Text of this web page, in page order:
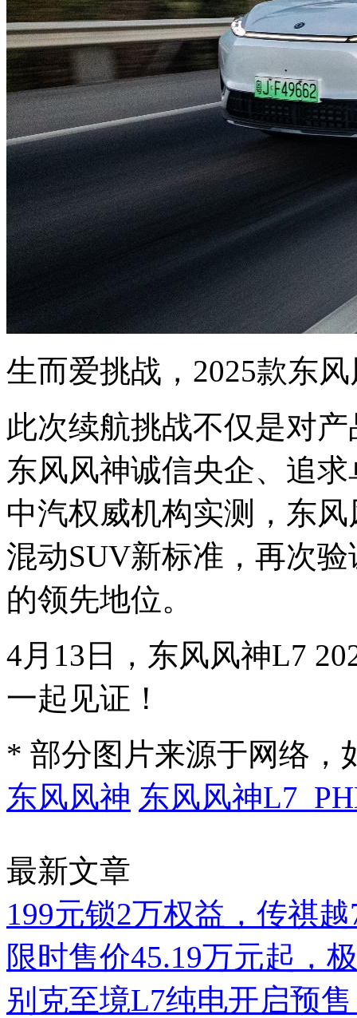
生而爱挑战，2025款东
此次续航挑战不仅是对
东风风神诚信央企、追
中汽权威机构实测，东
混动SUV新标准，再次
的领先地位。
4月13日，东风风神L7
一起见证！
* 部分图片来源于网络，
东风风神 东风风神L7
最新文章
199元锁2万权益，传祺
限时售价45.19万元起，
别克至境L7纯电开启预